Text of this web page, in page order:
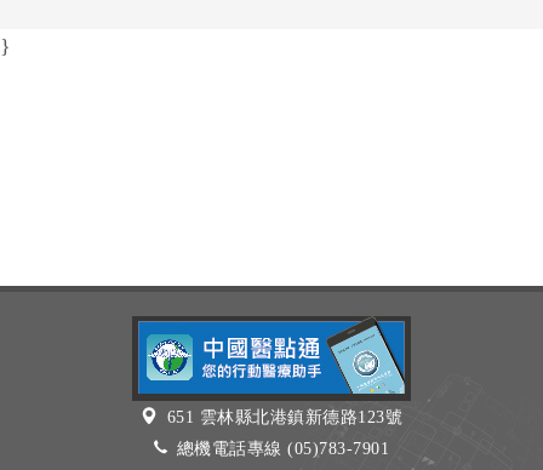
}
651 雲林縣北港鎮新德路123號
總機電話專線 (05)783-7901